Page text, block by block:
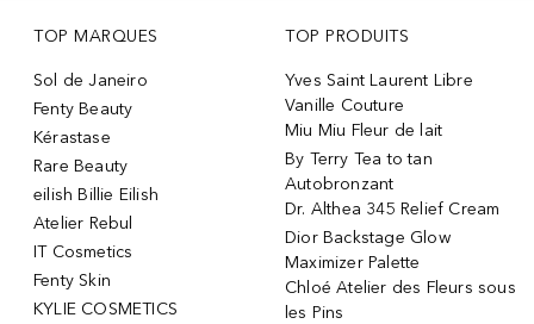
TOP MARQUES
Sol de Janeiro
Fenty Beauty
Kérastase
Rare Beauty
eilish Billie Eilish
Atelier Rebul
IT Cosmetics
Fenty Skin
KYLIE COSMETICS
TOP PRODUITS
Yves Saint Laurent Libre
Vanille Couture
Miu Miu Fleur de lait
By Terry Tea to tan
Autobronzant
Dr. Althea 345 Relief Cream
Dior Backstage Glow
Maximizer Palette
Chloé Atelier des Fleurs sous
les Pins